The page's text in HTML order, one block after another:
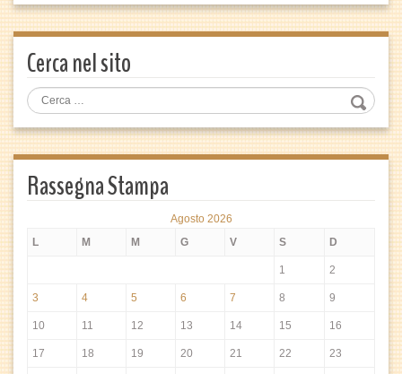
Cerca nel sito
Rassegna Stampa
Agosto 2026
L
M M G V S D
1 2
3 4 5 6 7 8 9
10 11 12 13 14 15 16
17 18 19 20 21 22 23